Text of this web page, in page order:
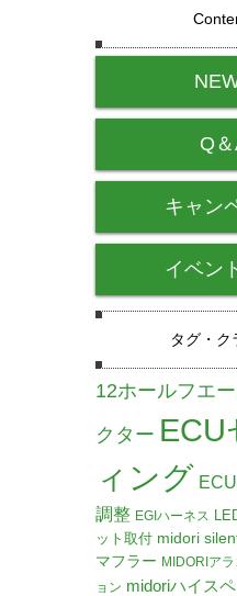
Q
キャン
イベン
タグ・ク
12ホールフエ
クター ECU
ィング
調整 EGIハーネス
ット取付 midori
マフラー MIDORIア
ョン midoriハイス